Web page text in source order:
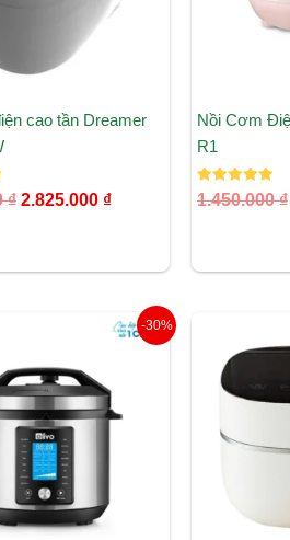
cao tần Dreamer
₫ 2.825.000 ₫
Nồi Cơm
R1
Được xếp
hạng
1.450.000₫
-30%
là:
5.120.000 ₫.
Giá
hiện
là:
3.590.000 ₫.